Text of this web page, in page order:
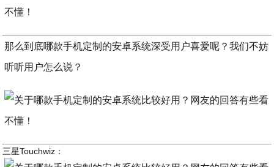
那么到底哪款手机定制的安卓系统深受用户喜爱呢？我们不妨
听听用户怎么说？
三星Touchwiz：